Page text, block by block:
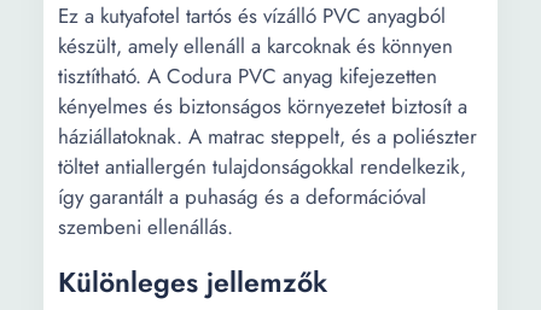
Ez a kutyafotel tartós és vízálló PVC anyagból
készült, amely ellenáll a karcoknak és könnyen
tisztítható. A Codura PVC anyag kifejezetten
kényelmes és biztonságos környezetet biztosít a
háziállatoknak. A matrac steppelt, és a poliészter
töltet antiallergén tulajdonságokkal rendelkezik,
így garantált a puhaság és a deformációval
szembeni ellenállás.
Különleges jellemzők